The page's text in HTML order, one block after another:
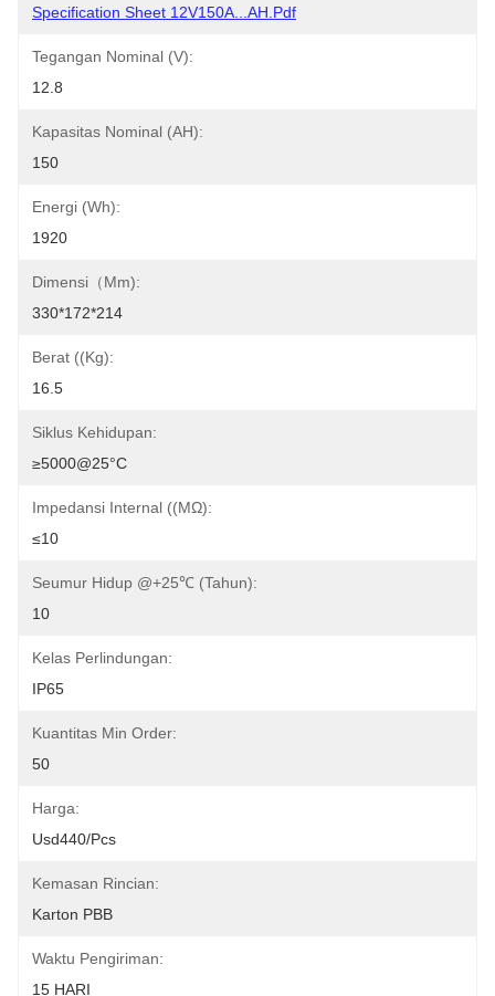
Specification Sheet 12V150A...AH.pdf
Tegangan Nominal (V):
12.8
Kapasitas Nominal (AH):
150
Energi (Wh):
1920
Dimensi（mm):
330*172*214
Berat ((Kg):
16.5
Siklus Kehidupan:
≥5000@25°C
Impedansi Internal ((mΩ):
≤10
Seumur Hidup @+25℃ (Tahun):
10
Kelas Perlindungan:
IP65
Kuantitas Min Order:
50
Harga:
Usd440/pcs
Kemasan Rincian:
Karton PBB
Waktu Pengiriman:
15 HARI